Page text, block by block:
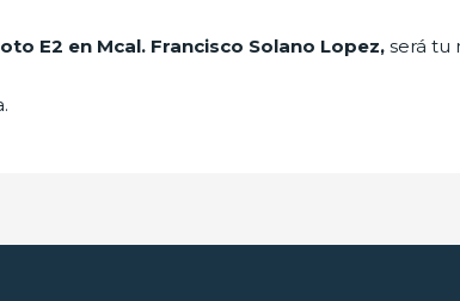
E2 en Mcal. Francisco Solano Lopez, será tu